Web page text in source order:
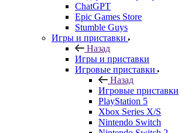
ChatGPT
Epic Games Store
Stumble Guys
Игры и приставки
Назад
Игры и приставки
Игровые приставки
Назад
Игровые приставки
PlayStation 5
Xbox Series X/S
Nintendo Switch